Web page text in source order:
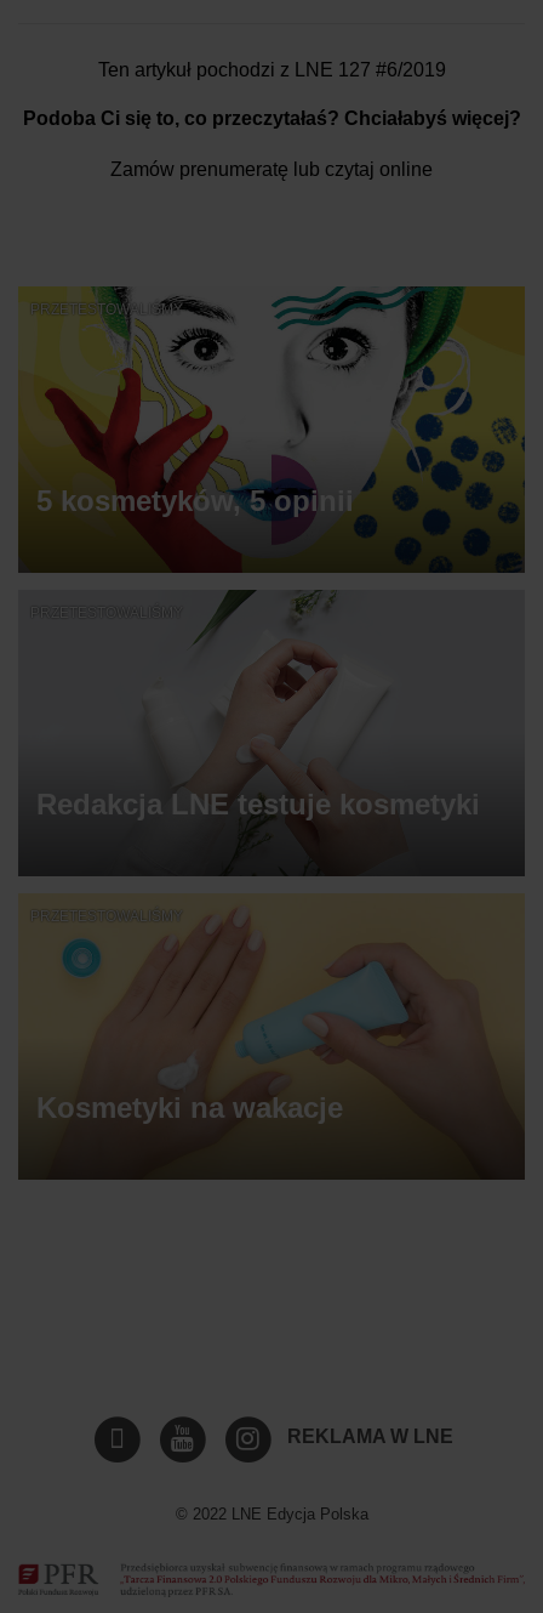
Ten artykuł pochodzi z LNE 127 #6/2019
Podoba Ci się to, co przeczytałaś? Chciałabyś więcej?
Zamów prenumeratę lub czytaj online
PRZETESTOWALIŚMY
5 kosmetyków, 5 opinii
PRZETESTOWALIŚMY
Redakcja LNE testuje kosmetyki
PRZETESTOWALIŚMY
Kosmetyki na wakacje
REKLAMA W LNE
© 2022 LNE Edycja Polska